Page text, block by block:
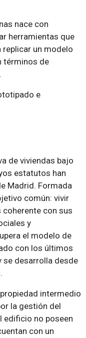
nace con
herramientas que
un modelo
términos de
e
de viviendas bajo
estatutos han
Madrid. Formada
común: vivir
con sus
y
el modelo de
con los últimos
se desarrolla desde
intermedio
la gestión del
edificio no poseen
con un